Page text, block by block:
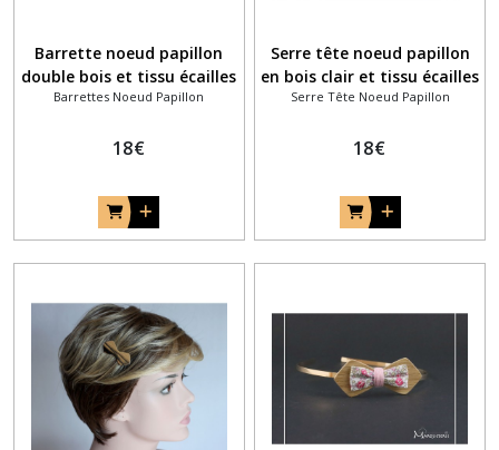
Barrette noeud papillon
double bois et tissu écailles
bleu ardoise et moutarde
Barrettes Noeud Papillon
18€
Serre tête noeud papillon
en bois clair et tissu écailles
bleu ardoise et moutarde
Serre Tête Noeud Papillon
18€